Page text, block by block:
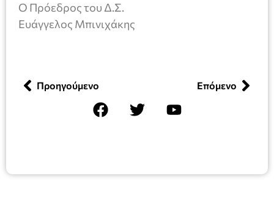
Ο Πρόεδρος του Δ.Σ.
Ευάγγελος Μπινιχάκης
Προηγούμενο Επόμενο